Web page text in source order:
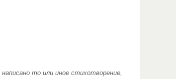
то или иное стихотворение,